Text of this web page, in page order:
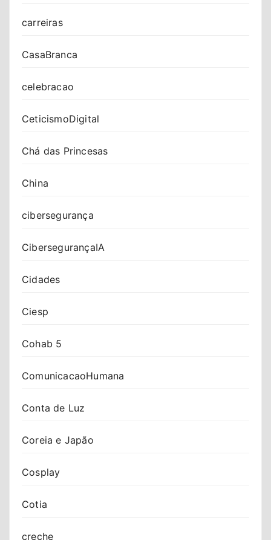
carreiras
CasaBranca
celebracao
CeticismoDigital
Chá das Princesas
China
cibersegurança
CibersegurançaIA
Cidades
Ciesp
Cohab 5
ComunicacaoHumana
Conta de Luz
Coreia e Japão
Cosplay
Cotia
creche